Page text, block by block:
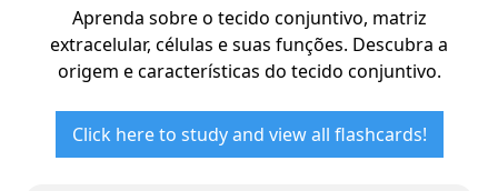
Aprenda sobre o tecido conjuntivo, matriz
extracelular, células e suas funções. Descubra a
origem e características do tecido conjuntivo.
Click here to study and view all flashcards!